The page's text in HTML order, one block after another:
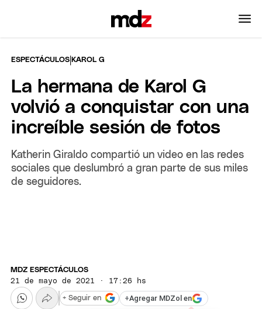
ESPECTÁCULOS |KAROL G
La hermana de Karol G
volvió a conquistar con una
increíble sesión de fotos
Katherin Giraldo compartió un video en las redes
sociales que deslumbró a gran parte de sus miles
de seguidores.
MDZ ESPECTÁCULOS
21 de mayo de 2021 · 17:26 hs
+Agregar MDZol en
+ Seguir en